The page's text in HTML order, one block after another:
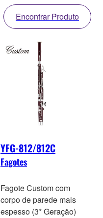
Encontrar Produto
YFG-812/812C
Fagotes
Fagote Custom com
corpo de parede mais
espesso (3* Geração)